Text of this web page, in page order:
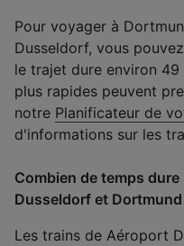
Pour voyager à
Dusseldorf, vous
le trajet dure environ 49
plus rapides peuvent
notre Planificateur de
d'informations sur les
Combien de temps
Dusseldorf et Dortmund
Les trains de Aéroport